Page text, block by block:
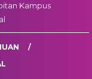
Kampus